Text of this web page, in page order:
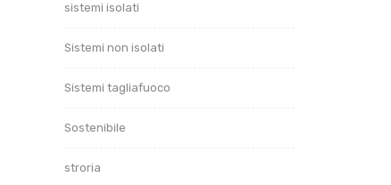
sistemi isolati
Sistemi non isolati
Sistemi tagliafuoco
Sostenibile
stroria